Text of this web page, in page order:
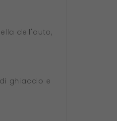
dell'auto,
ghiaccio e